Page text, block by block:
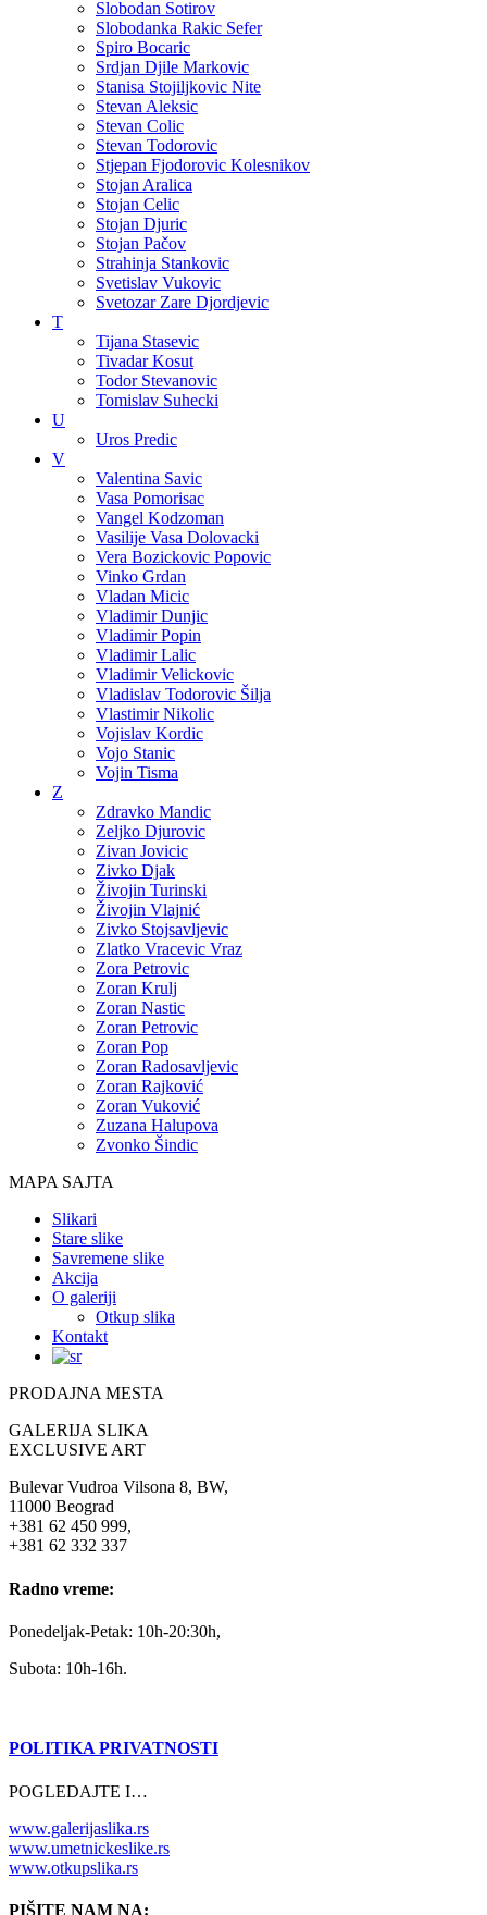
Slobodan Sotirov
Slobodanka Rakic Sefer
Spiro Bocaric
Srdjan Djile Markovic
Stanisa Stojiljkovic Nite
Stevan Aleksic
Stevan Colic
Stevan Todorovic
Stjepan Fjodorovic Kolesnikov
Stojan Aralica
Stojan Celic
Stojan Djuric
Stojan Pačov
Strahinja Stankovic
Svetislav Vukovic
Svetozar Zare Djordjevic
T
Tijana Stasevic
Tivadar Kosut
Todor Stevanovic
Tomislav Suhecki
U
Uros Predic
V
Valentina Savic
Vasa Pomorisac
Vangel Kodzoman
Vasilije Vasa Dolovacki
Vera Bozickovic Popovic
Vinko Grdan
Vladan Micic
Vladimir Dunjic
Vladimir Popin
Vladimir Lalic
Vladimir Velickovic
Vladislav Todorovic Šilja
Vlastimir Nikolic
Vojislav Kordic
Vojo Stanic
Vojin Tisma
Z
Zdravko Mandic
Zeljko Djurovic
Zivan Jovicic
Zivko Djak
Živojin Turinski
Živojin Vlajnić
Zivko Stojsavljevic
Zlatko Vracevic Vraz
Zora Petrovic
Zoran Krulj
Zoran Nastic
Zoran Petrovic
Zoran Pop
Zoran Radosavljevic
Zoran Rajković
Zoran Vuković
Zuzana Halupova
Zvonko Šindic
MAPA SAJTA
Slikari
Stare slike
Savremene slike
Akcija
O galeriji
Otkup slika
Kontakt
PRODAJNA MESTA
GALERIJA SLIKA
EXCLUSIVE ART
Bulevar Vudroa Vilsona 8, BW,
11000 Beograd
+381 62 450 999,
+381 62 332 337
Radno vreme:
Ponedeljak-Petak: 10h-20:30h,
Subota: 10h-16h.
POLITIKA PRIVATNOSTI
POGLEDAJTE I…
www.galerijaslika.rs
www.umetnickeslike.rs
www.otkupslika.rs
PIŠITE NAM NA: